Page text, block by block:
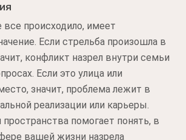
все происходило, имеет
Если стрельба произошла в
конфликт назрел внутри семьи
Если это улица или
значит, проблема лежит в
реализации или карьеры.
помогает понять, в
вашей жизни назрела